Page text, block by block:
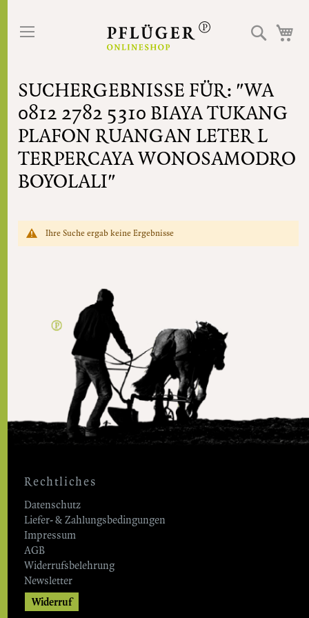
Inhalt
Suche
SUCHERGEBNISSE FÜR: "WA
0812 2782 5310 BIAYA TUKANG
PLAFON RUANGAN LETER L
TERPERCAYA WONOSAMODRO
BOYOLALI"
Ihre Suche ergab keine Ergebnisse
Rechtliches
Datenschutz
Liefer- & Zahlungsbedingungen
Impressum
AGB
Widerrufsbelehrung
Newsletter
Widerruf